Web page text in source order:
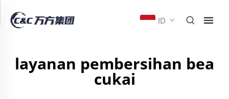
ID
layanan pembersihan bea
cukai